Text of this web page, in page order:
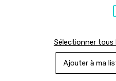
Sélectionner tous
Ajouter à ma